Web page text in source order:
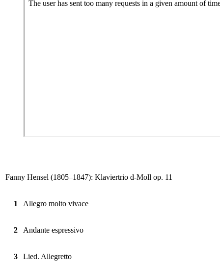
Fanny Hensel (1805–1847): Klaviertrio d-Moll op. 11
1 Allegro molto vivace
2 Andante espressivo
3 Lied. Allegretto